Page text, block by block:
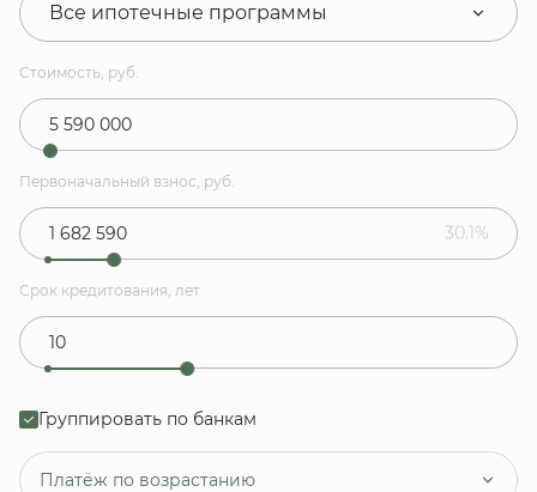
Все ипотечные программы
Стоимость, руб.
Первоначальный взнос, руб.
30.1%
Срок кредитования, лет
Группировать по банкам
Платёж по возрастанию